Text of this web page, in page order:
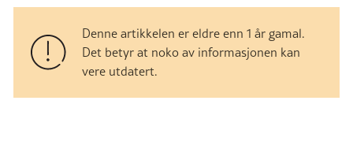
Denne artikkelen er eldre enn 1 år gamal.
Det betyr at noko av informasjonen kan
vere utdatert.